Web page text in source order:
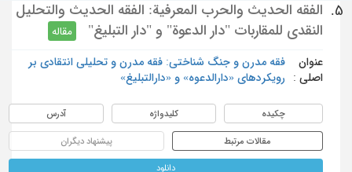
5.
الفقه الحديث والحرب المعرفية: الفقه الحديث والتحليل
النقدي للمقاربات "دار الدعوة" و "دار التبليغ"
مقاله
عنوان
اصلی :
فقه مدرن و جنگ شناختی: فقه مدرن و تحلیلی انتقادی بر
رویکردهای «دارالدعوه» و «دارالتبلیغ»
چکیده کلیدواژه آدرس
مقالات مرتبط پیشنهاد دیگران
دانلود